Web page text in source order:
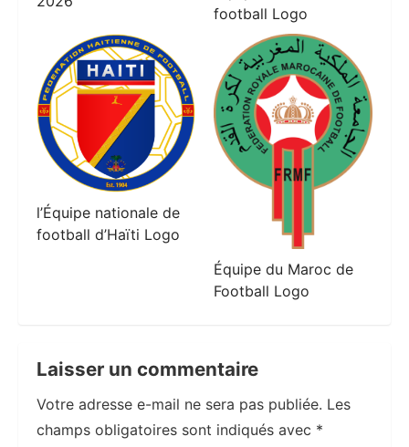
football Logo
l’Équipe nationale de
football d’Haïti Logo
Équipe du Maroc de
Football Logo
Laisser un commentaire
Votre adresse e-mail ne sera pas publiée. Les
champs obligatoires sont indiqués avec *